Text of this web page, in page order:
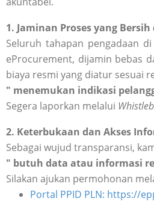
1. Jaminan Proses yang
Seluruh tahapan pengadaan
eProcurement, dijamin bebas
biaya resmi yang diatur sesuai
" menemukan indikasi
Segera laporkan melalui
2. Keterbukaan dan Akses
Sebagai wujud transparansi,
" butuh data atau informasi
Silakan ajukan permohonan
Portal PPID PLN: https://